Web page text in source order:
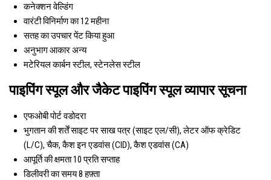
कनेक्शनवेल्डिंग
वारंटीविनिर्माण का 12 महीना
सतह का उपचारपेंट किया हुआ
अनुभाग आकारअन्य
मटेरियलकार्बन स्टील, स्टेनलेस स्टील
पाइपिंग स्पूल और जैकेट पाइपिंग स्पूल व्यापार सूचना
एफओबी पोर्टवडोदरा
भुगतान की शर्तेंसाइट पर साख पत्र (साइट एल/सी), लेटर ऑफ क्रेडिट
(L/C), चैक, कैश इन एडवांस (CID), कैश एडवांस (CA)
आपूर्ति की क्षमता10 प्रति सप्ताह
डिलीवरी का समय8 हफ़्ता